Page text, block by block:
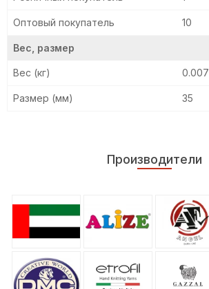
Оптовый покупатель 10
Вес, размер
Вес (кг) 0.007
Размер (мм) 35
Производители